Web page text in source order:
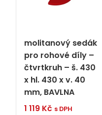
molitanový sedák
pro rohové díly –
čtvrtkruh – š. 430
x hl. 430 x v. 40
mm, BAVLNA
1 119 Kč s DPH